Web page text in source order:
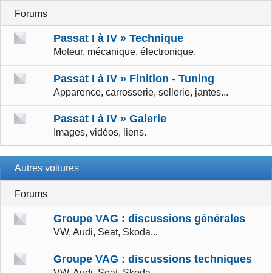
Forums
Passat I à IV » Technique
Moteur, mécanique, électronique.
Passat I à IV » Finition - Tuning
Apparence, carrosserie, sellerie, jantes...
Passat I à IV » Galerie
Images, vidéos, liens.
Autres voitures
Forums
Groupe VAG : discussions générales
VW, Audi, Seat, Skoda...
Groupe VAG : discussions techniques